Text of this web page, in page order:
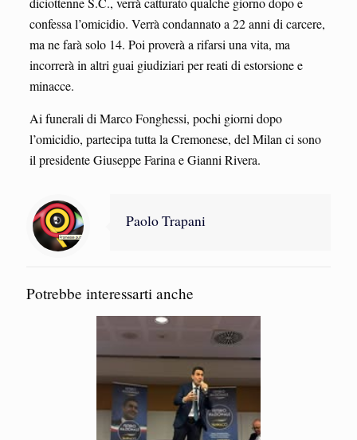
confessa l’omicidio. Verrà condannato a 22 anni di carcere,
ma ne farà solo 14. Poi proverà a rifarsi una vita, ma
incorrerà in altri guai giudiziari per reati di estorsione e
minacce.
Ai funerali di Marco Fonghessi, pochi giorni dopo
l’omicidio, partecipa tutta la Cremonese, del Milan ci sono
il presidente Giuseppe Farina e Gianni Rivera.
Paolo Trapani
Potrebbe interessarti anche